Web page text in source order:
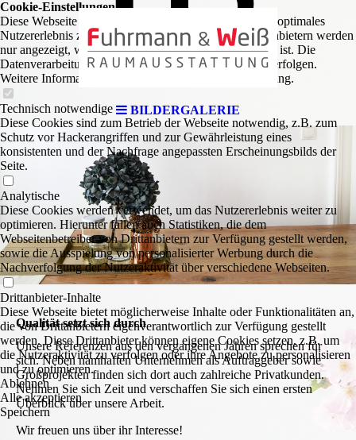
BILDERGALERIE
Qualität setzt sich durch
Unsere Referenzen aus den vergangenen Jahren sprechen für
sich. Neben namhaften Unternehmen als Auftraggeber sowie
Großprojekten finden sich dort auch zahlreiche Privatkunden.
Nehmen Sie sich Zeit und verschaffen Sie sich einen ersten
Überblick über unsere Arbeit.
Wir freuen uns über ihr Interesse!
Cookie-Einstellungen
Diese Webseite verwendet Cookies, um Besuchern ein optimales
Nutzererlebnis zu bieten. Bestimmte Inhalte von Drittanbietern werden
nur angezeigt, wenn die entsprechende Option aktiviert ist. Die
Datenverarbeitung kann dann auch in einem Drittland erfolgen.
Weitere Informationen hierzu in der Datenschutzerklärung.
Technisch notwendige
Diese Cookies sind zum Betrieb der Webseite notwendig, z.B. zum
Schutz vor Hackerangriffen und zur Gewährleistung eines
konsistenten und der Nachfrage angepassten Erscheinungsbilds der
Seite.
Analytische
Diese Cookies werden verwendet, um das Nutzererlebnis weiter zu
optimieren. Hierunter fallen auch Statistiken, die dem
Webseitenbetreiber von Drittanbietern zur Verfügung gestellt werden,
sowie die Ausspielung von personalisierter Werbung durch die
Nachverfolgung der Nutzeraktivität über verschiedene Webseiten.
Drittanbieter-Inhalte
Diese Webseite bietet möglicherweise Inhalte oder Funktionalitäten an,
die von Drittanbietern eigenverantwortlich zur Verfügung gestellt
werden. Diese Drittanbieter können eigene Cookies setzen, z.B. um
die Nutzeraktivität zu verfolgen oder ihre Angebote zu personalisieren
und zu optimieren.
Ablehnen
Alle akzeptieren
Speichern